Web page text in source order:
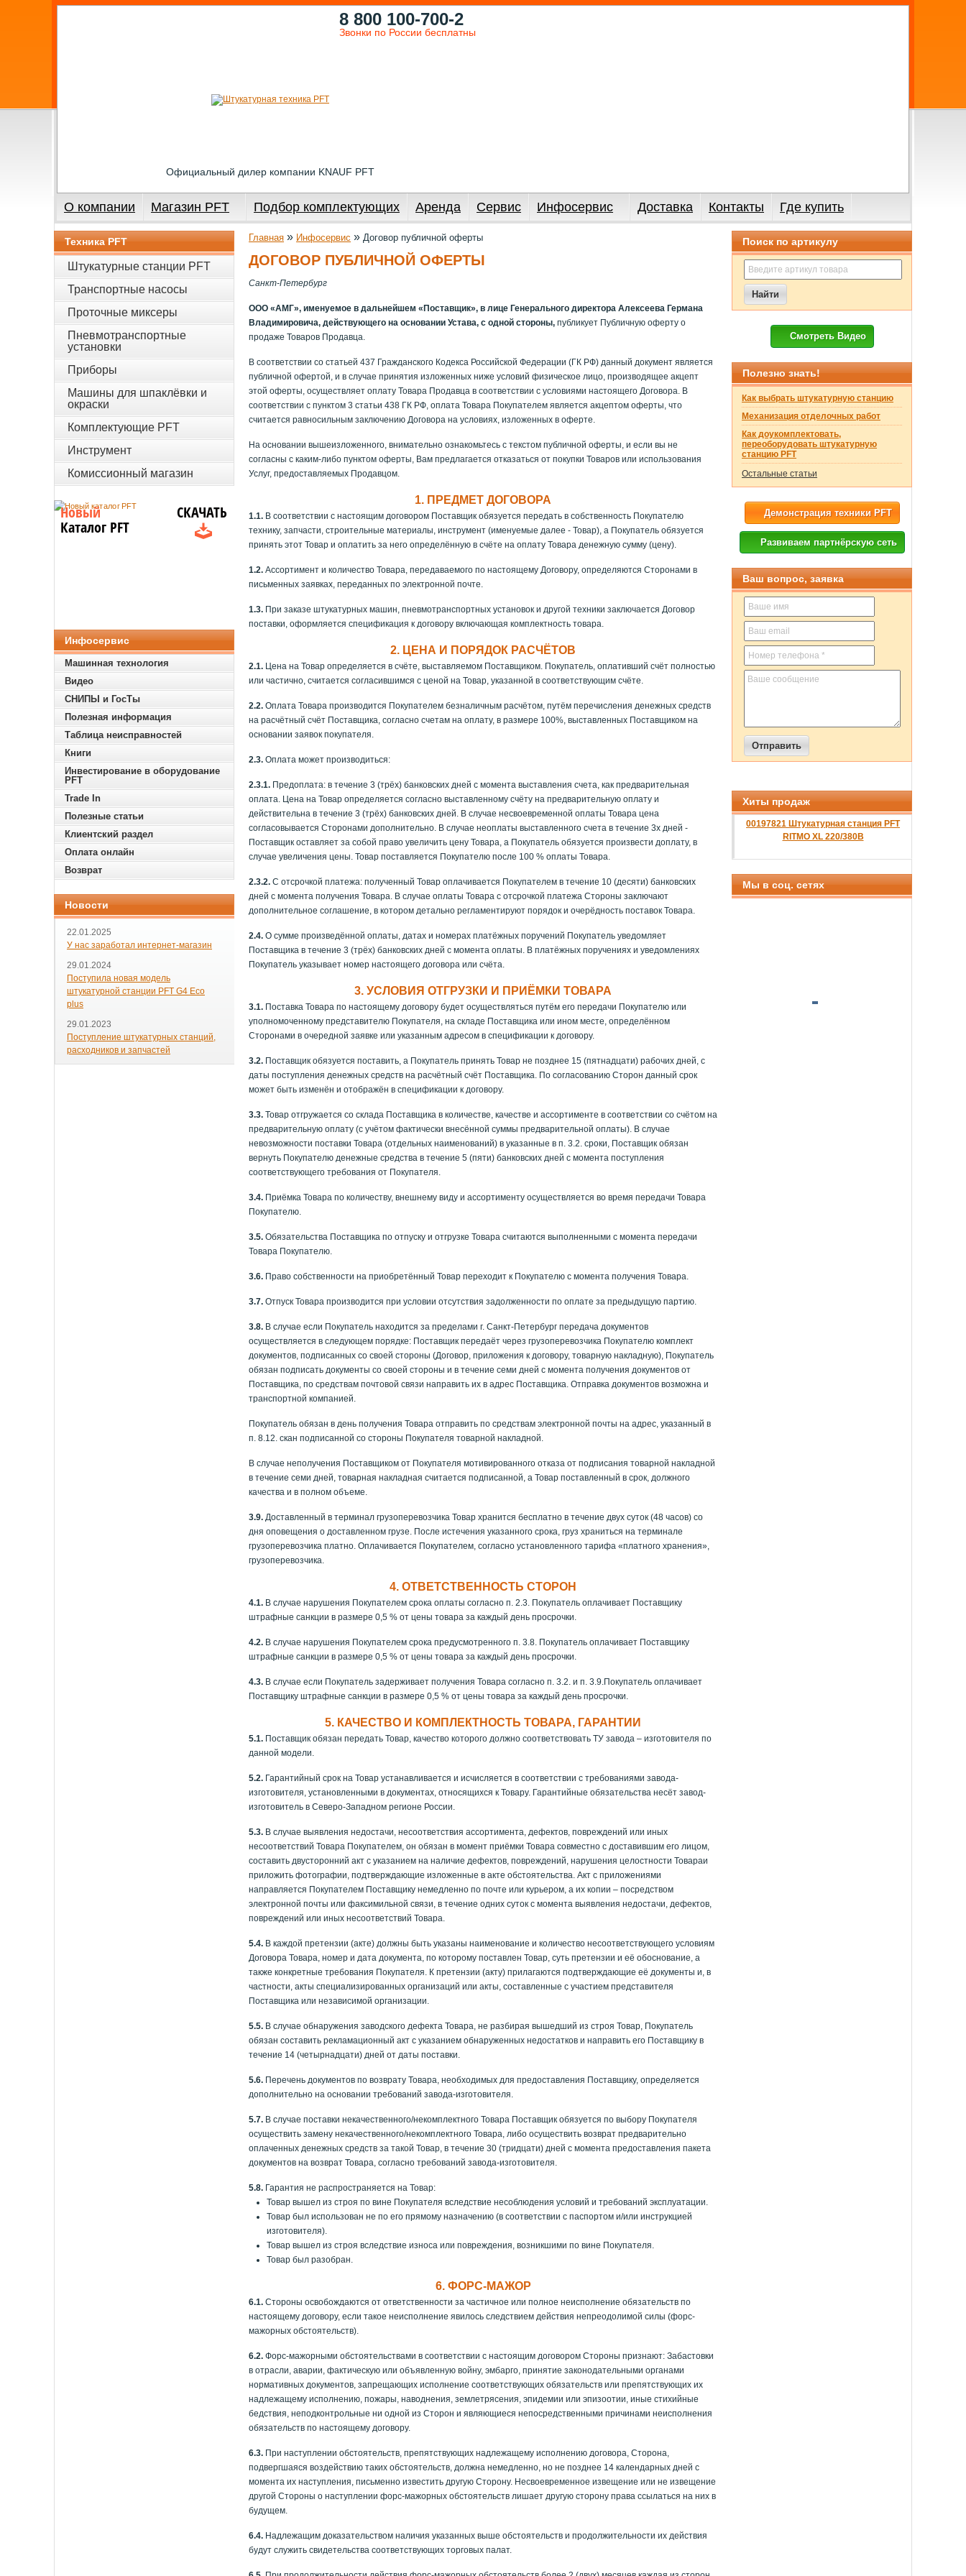
Официальный дилер компании KNAUF PFT
8 800 100-700-2
Звонки по России бесплатны
О компании Магазин PFT Подбор комплектующих Аренда Сервис Инфосервис Доставка Контакты Где купить
Главная » Инфосервис » Договор публичной оферты
ДОГОВОР ПУБЛИЧНОЙ ОФЕРТЫ
Санкт-Петербург
ООО «АМГ», именуемое в дальнейшем «Поставщик», в лице Генерального директора Алексеева Германа
Владимировича, действующего на основании Устава, с одной стороны, публикует Публичную оферту о
продаже Товаров Продавца.
В соответствии со статьей 437 Гражданского Кодекса Российской Федерации (ГК РФ) данный документ является
публичной офертой, и в случае принятия изложенных ниже условий физическое лицо, производящее акцепт
этой оферты, осуществляет оплату Товара Продавца в соответствии с условиями настоящего Договора. В
соответствии с пунктом 3 статьи 438 ГК РФ, оплата Товара Покупателем является акцептом оферты, что
считается равносильным заключению Договора на условиях, изложенных в оферте.
На основании вышеизложенного, внимательно ознакомьтесь с текстом публичной оферты, и если вы не
согласны с каким-либо пунктом оферты, Вам предлагается отказаться от покупки Товаров или использования
Услуг, предоставляемых Продавцом.
1. ПРЕДМЕТ ДОГОВОРА
1.1. В соответствии с настоящим договором Поставщик обязуется передать в собственность Покупателю
технику, запчасти, строительные материалы, инструмент (именуемые далее - Товар), а Покупатель обязуется
принять этот Товар и оплатить за него определённую в счёте на оплату Товара денежную сумму (цену).
1.2. Ассортимент и количество Товара, передаваемого по настоящему Договору, определяются Сторонами в
письменных заявках, переданных по электронной почте.
1.3. При заказе штукатурных машин, пневмотранспортных установок и другой техники заключается Договор
поставки, оформляется спецификация к договору включающая комплектность товара.
2. ЦЕНА И ПОРЯДОК РАСЧЁТОВ
2.1. Цена на Товар определяется в счёте, выставляемом Поставщиком. Покупатель, оплативший счёт полностью
или частично, считается согласившимся с ценой на Товар, указанной в соответствующим счёте.
2.2. Оплата Товара производится Покупателем безналичным расчётом, путём перечисления денежных средств
на расчётный счёт Поставщика, согласно счетам на оплату, в размере 100%, выставленных Поставщиком на
основании заявок покупателя.
2.3. Оплата может производиться:
2.3.1. Предоплата: в течение 3 (трёх) банковских дней с момента выставления счета, как предварительная
оплата. Цена на Товар определяется согласно выставленному счёту на предварительную оплату и
действительна в течение 3 (трёх) банковских дней. В случае несвоевременной оплаты Товара цена
согласовывается Сторонами дополнительно. В случае неоплаты выставленного счета в течение 3х дней -
Поставщик оставляет за собой право увеличить цену Товара, а Покупатель обязуется произвести доплату, в
случае увеличения цены. Товар поставляется Покупателю после 100 % оплаты Товара.
2.3.2. С отсрочкой платежа: полученный Товар оплачивается Покупателем в течение 10 (десяти) банковских
дней с момента получения Товара. В случае оплаты Товара с отсрочкой платежа Стороны заключают
дополнительное соглашение, в котором детально регламентируют порядок и очерёдность поставок Товара.
2.4. О сумме произведённой оплаты, датах и номерах платёжных поручений Покупатель уведомляет
Поставщика в течение 3 (трёх) банковских дней с момента оплаты. В платёжных поручениях и уведомлениях
Покупатель указывает номер настоящего договора или счёта.
3. УСЛОВИЯ ОТГРУЗКИ И ПРИЁМКИ ТОВАРА
3.1. Поставка Товара по настоящему договору будет осуществляться путём его передачи Покупателю или
уполномоченному представителю Покупателя, на складе Поставщика или ином месте, определённом
Сторонами в очередной заявке или указанным адресом в спецификации к договору.
3.2. Поставщик обязуется поставить, а Покупатель принять Товар не позднее 15 (пятнадцати) рабочих дней, с
даты поступления денежных средств на расчётный счёт Поставщика. По согласованию Сторон данный срок
может быть изменён и отображён в спецификации к договору.
3.3. Товар отгружается со склада Поставщика в количестве, качестве и ассортименте в соответствии со счётом на
предварительную оплату (с учётом фактически внесённой суммы предварительной оплаты). В случае
невозможности поставки Товара (отдельных наименований) в указанные в п. 3.2. сроки, Поставщик обязан
вернуть Покупателю денежные средства в течение 5 (пяти) банковских дней с момента поступления
соответствующего требования от Покупателя.
3.4. Приёмка Товара по количеству, внешнему виду и ассортименту осуществляется во время передачи Товара
Покупателю.
3.5. Обязательства Поставщика по отпуску и отгрузке Товара считаются выполненными с момента передачи
Товара Покупателю.
3.6. Право собственности на приобретённый Товар переходит к Покупателю с момента получения Товара.
3.7. Отпуск Товара производится при условии отсутствия задолженности по оплате за предыдущую партию.
3.8. В случае если Покупатель находится за пределами г. Санкт-Петербург передача документов
осуществляется в следующем порядке: Поставщик передаёт через грузоперевозчика Покупателю комплект
документов, подписанных со своей стороны (Договор, приложения к договору, товарную накладную), Покупатель
обязан подписать документы со своей стороны и в течение семи дней с момента получения документов от
Поставщика, по средствам почтовой связи направить их в адрес Поставщика. Отправка документов возможна и
транспортной компанией.
Покупатель обязан в день получения Товара отправить по средствам электронной почты на адрес, указанный в
п. 8.12. скан подписанной со стороны Покупателя товарной накладной.
В случае неполучения Поставщиком от Покупателя мотивированного отказа от подписания товарной накладной
в течение семи дней, товарная накладная считается подписанной, а Товар поставленный в срок, должного
качества и в полном объеме.
3.9. Доставленный в терминал грузоперевозчика Товар хранится бесплатно в течение двух суток (48 часов) со
дня оповещения о доставленном грузе. После истечения указанного срока, груз храниться на терминале
грузоперевозчика платно. Оплачивается Покупателем, согласно установленного тарифа «платного хранения»,
грузоперевозчика.
4. ОТВЕТСТВЕННОСТЬ СТОРОН
4.1. В случае нарушения Покупателем срока оплаты согласно п. 2.3. Покупатель оплачивает Поставщику
штрафные санкции в размере 0,5 % от цены товара за каждый день просрочки.
4.2. В случае нарушения Покупателем срока предусмотренного п. 3.8. Покупатель оплачивает Поставщику
штрафные санкции в размере 0,5 % от цены товара за каждый день просрочки.
4.3. В случае если Покупатель задерживает получения Товара согласно п. 3.2. и п. 3.9.Покупатель оплачивает
Поставщику штрафные санкции в размере 0,5 % от цены товара за каждый день просрочки.
5. КАЧЕСТВО И КОМПЛЕКТНОСТЬ ТОВАРА, ГАРАНТИИ
5.1. Поставщик обязан передать Товар, качество которого должно соответствовать ТУ завода – изготовителя по
данной модели.
5.2. Гарантийный срок на Товар устанавливается и исчисляется в соответствии с требованиями завода-
изготовителя, установленными в документах, относящихся к Товару. Гарантийные обязательства несёт завод-
изготовитель в Северо-Западном регионе России.
5.3. В случае выявления недостачи, несоответствия ассортимента, дефектов, повреждений или иных
несоответствий Товара Покупателем, он обязан в момент приёмки Товара совместно с доставившим его лицом,
составить двусторонний акт с указанием на наличие дефектов, повреждений, нарушения целостности Товараи
приложить фотографии, подтверждающие изложенные в акте обстоятельства. Акт с приложениями
направляется Покупателем Поставщику немедленно по почте или курьером, а их копии – посредством
электронной почты или факсимильной связи, в течение одних суток с момента выявления недостачи, дефектов,
повреждений или иных несоответствий Товара.
5.4. В каждой претензии (акте) должны быть указаны наименование и количество несоответствующего условиям
Договора Товара, номер и дата документа, по которому поставлен Товар, суть претензии и её обоснование, а
также конкретные требования Покупателя. К претензии (акту) прилагаются подтверждающие её документы и, в
частности, акты специализированных организаций или акты, составленные с участием представителя
Поставщика или независимой организации.
5.5. В случае обнаружения заводского дефекта Товара, не разбирая вышедший из строя Товар, Покупатель
обязан составить рекламационный акт с указанием обнаруженных недостатков и направить его Поставщику в
течение 14 (четырнадцати) дней от даты поставки.
5.6. Перечень документов по возврату Товара, необходимых для предоставления Поставщику, определяется
дополнительно на основании требований завода-изготовителя.
5.7. В случае поставки некачественного/некомплектного Товара Поставщик обязуется по выбору Покупателя
осуществить замену некачественного/некомплектного Товара, либо осуществить возврат предварительно
оплаченных денежных средств за такой Товар, в течение 30 (тридцати) дней с момента предоставления пакета
документов на возврат Товара, согласно требований завода-изготовителя.
5.8. Гарантия не распространяется на Товар:
Товар вышел из строя по вине Покупателя вследствие несоблюдения условий и требований эксплуатации.
Товар был использован не по его прямому назначению (в соответствии с паспортом и/или инструкцией
изготовителя).
Товар вышел из строя вследствие износа или повреждения, возникшими по вине Покупателя.
Товар был разобран.
6. ФОРС-МАЖОР
6.1. Стороны освобождаются от ответственности за частичное или полное неисполнение обязательств по
настоящему договору, если такое неисполнение явилось следствием действия непреодолимой силы (форс-
мажорных обстоятельств).
6.2. Форс-мажорными обстоятельствами в соответствии с настоящим договором Стороны признают: Забастовки
в отрасли, аварии, фактическую или объявленную войну, эмбарго, принятие законодательными органами
нормативных документов, запрещающих исполнение соответствующих обязательств или препятствующих их
надлежащему исполнению, пожары, наводнения, землетрясения, эпидемии или эпизоотии, иные стихийные
бедствия, неподконтрольные ни одной из Сторон и являющиеся непосредственными причинами неисполнения
обязательств по настоящему договору.
6.3. При наступлении обстоятельств, препятствующих надлежащему исполнению договора, Сторона,
подвергшаяся воздействию таких обстоятельств, должна немедленно, но не позднее 14 календарных дней с
момента их наступления, письменно известить другую Сторону. Несвоевременное извещение или не извещение
другой Стороны о наступлении форс-мажорных обстоятельств лишает другую сторону права ссылаться на них в
будущем.
6.4. Надлежащим доказательством наличия указанных выше обстоятельств и продолжительности их действия
будут служить свидетельства соответствующих торговых палат.
Техника PFT
Штукатурные станции PFT
Транспортные насосы
Проточные миксеры
Пневмотранспортные
установки
Приборы
Машины для шпаклёвки и
окраски
Комплектующие PFT
Инструмент
Комиссионный магазин
Новый
Каталог PFT
СКАЧАТЬ
Инфосервис
Машинная технология
Видео
СНИПЫ и ГосТы
Полезная информация
Таблица неисправностей
Книги
Инвестирование в оборудование
PFT
Trade In
Полезные статьи
Клиентский раздел
Оплата онлайн
Возврат
Новости
22.01.2025
У нас заработал интернет-магазин
29.01.2024
Поступила новая модель
штукатурной станции PFT G4 Eco
plus
29.01.2023
Поступление штукатурных станций,
расходников и запчастей
Поиск по артикулу
Смотреть Видео
Полезно знать!
Как выбрать штукатурную станцию
Механизация отделочных работ
Как доукомплектовать,
переоборудовать штукатурную
станцию PFT
Остальные статьи
Демонстрация техники PFT
Развиваем партнёрскую сеть
Ваш вопрос, заявка
Хиты продаж
00197821 Штукатурная станция PFT
RITMO XL 220/380B
Мы в соц. сетях